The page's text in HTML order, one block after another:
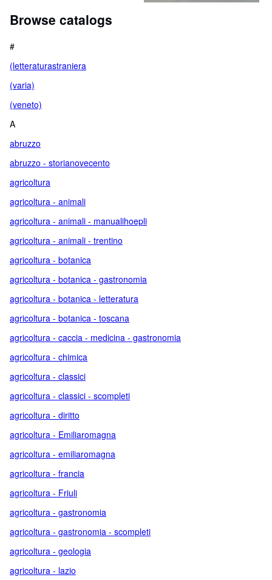
Browse catalogs
#
(letteraturastraniera
(varia)
(veneto)
A
abruzzo
abruzzo - storianovecento
agricoltura
agricoltura - animali
agricoltura - animali - manualihoepli
agricoltura - animali - trentino
agricoltura - botanica
agricoltura - botanica - gastronomia
agricoltura - botanica - letteratura
agricoltura - botanica - toscana
agricoltura - caccia - medicina - gastronomia
agricoltura - chimica
agricoltura - classici
agricoltura - classici - scompleti
agricoltura - diritto
agricoltura - Emiliaromagna
agricoltura - emiliaromagna
agricoltura - francia
agricoltura - Friuli
agricoltura - gastronomia
agricoltura - gastronomia - scompleti
agricoltura - geologia
agricoltura - lazio